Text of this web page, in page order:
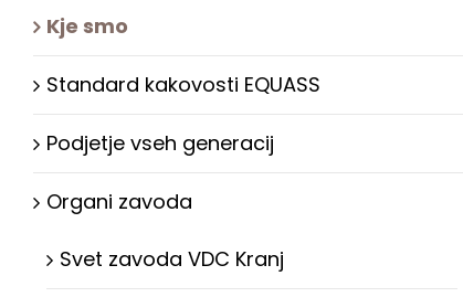
Kje smo
Standard kakovosti EQUASS
Podjetje vseh generacij
Organi zavoda
Svet zavoda VDC Kranj